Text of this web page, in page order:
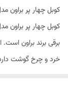
کوبل چهار پر براون
کوبل چهار پر براون
برقی برند براون
خرد و چرخ گوشت